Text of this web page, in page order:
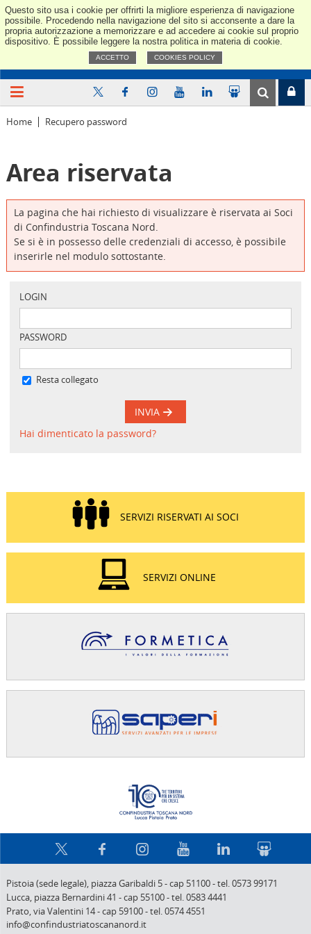
Questo sito usa i cookie per offrirti la migliore esperienza di navigazione
possibile. Procedendo nella navigazione del sito si acconsente a dare la
propria autorizzazione a memorizzare e ad accedere ai cookie sul proprio
dispositivo. È possibile leggere la nostra politica in materia di cookie.
ACCETTO COOKIES POLICY
Home Recupero password
Area riservata
La pagina che hai richiesto di visualizzare è riservata ai Soci
di Confindustria Toscana Nord.
Se si è in possesso delle credenziali di accesso, è possibile
inserirle nel modulo sottostante.
LOGIN
PASSWORD
Resta collegato
INVIA
Hai dimenticato la password?
SERVIZI RISERVATI AI SOCI
SERVIZI ONLINE
Pistoia (sede legale), piazza Garibaldi 5-cap 51100-tel. 0573 99171
Lucca, piazza Bernardini 41 -cap 55100-tel. 0583 4441
Prato,via Valentini 14-cap 59100-tel. 0574 4551
info@confindustriatoscananord.it